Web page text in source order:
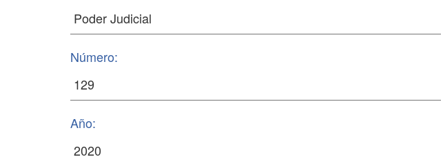
Número:
Año: